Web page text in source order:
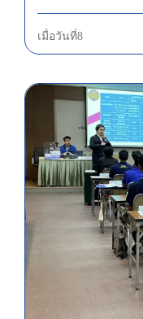
เมื่อวันที่ 8